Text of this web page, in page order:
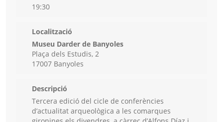
19:30
Localització
Museu Darder de Banyoles
Plaça dels Estudis, 2
17007 Banyoles
Descripció
Tercera edició del cicle de conferències
d’actualitat arqueològica a les comarques